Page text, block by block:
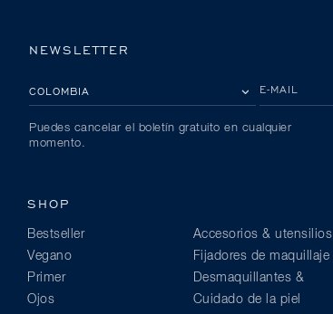
NEWSLETTER
E-MAIL
Puedes cancelar el boletín gratuito en cualquier
momento.
SHOP
Bestseller
Vegano
Primer
Ojos
Accesorios & utensilios
Fijadores de maquillaje
Desmaquillantes &
Cuidado de la piel